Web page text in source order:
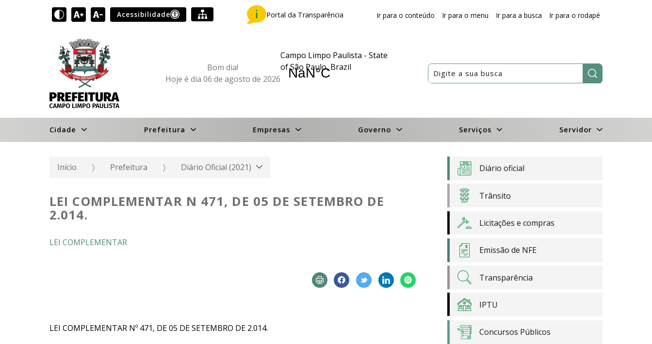
Acessibilidade Portal da Transparência Ir para o conteúdo Ir para o menu Ir para a busca Ir para o rodapé
Bom dia!
Hoje é dia 06 de agosto de 2026
Campo Limpo Paulista - State
of São Paulo, Brazil
Pesquisar:
Cidade Prefeitura Empresas Governo Serviços Servidor
Início Prefeitura Diário Oficial (2021)
LEI COMPLEMENTAR N 471, DE 05 DE SETEMBRO DE
2.014.
LEI COMPLEMENTAR
LEI COMPLEMENTAR Nº 471, DE 05 DE SETEMBRO DE 2.014.
Diário oficial
Trânsito
Licitações e compras
Emissão de NFE
Transparência
IPTU
Concursos Públicos